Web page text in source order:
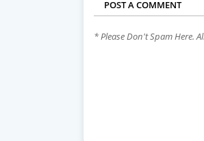
POST A COMMENT
* Please Don't Spam Here.